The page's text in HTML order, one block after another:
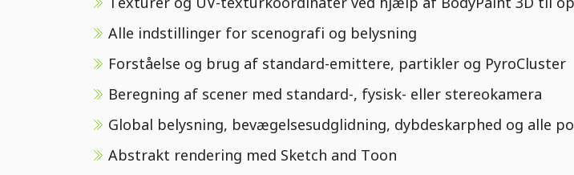
Alle indstillinger for scenografi og belysning
Forståelse og brug af standard-emittere, partikler og PyroCluster
Beregning af scener med standard-, fysisk- eller stereokamera
Global belysning, bevægelsesudglidning, dybdeskarphed og alle
Abstrakt rendering med Sketch and Toon